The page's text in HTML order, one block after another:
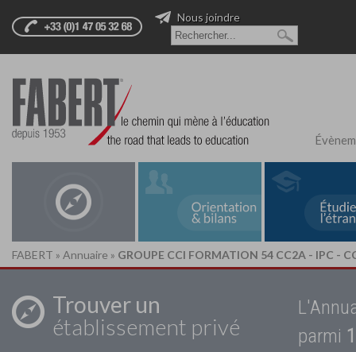
Nous joindre
FABERT » Annuaire » GROUPE CCI FORMATION 54 CC2A - IPC -
Trouver un
établissement privé
parmi